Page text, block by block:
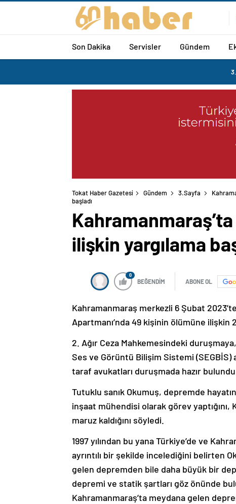
Son Dakika Servisler Gündem
Tokat Haber Gazetesi Gündem 3.Sayfa
başladı
ilişkin yargılama
0
BEĞENDİM ABONE OL
Kahramanmaraş merkezli 6 Şubat
Apartmanı’nda 49 kişinin ölümüne ilişkin 2
2. Ağır Ceza Mahkemesindeki
Ses ve Görüntü Bilişim Sistemi (SEGBİS)
taraf avukatları duruşmada hazır
Tutuklu sanık Okumuş, depremde
inşaat mühendisi olarak görev yaptığını,
maruz kaldığını söyledi.
1997 yılından bu yana Türkiye’de ve
ayrıntılı bir şekilde incelediğini belirten
gelen depremden bile daha büyük bir
depremi ve statik şartları göz önünde
Kahramanmaraş’ta meydana gelen